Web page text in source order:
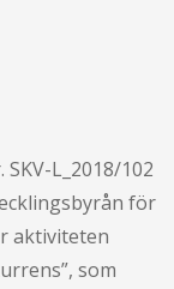
L_2018/102
för
aktiviteten
som